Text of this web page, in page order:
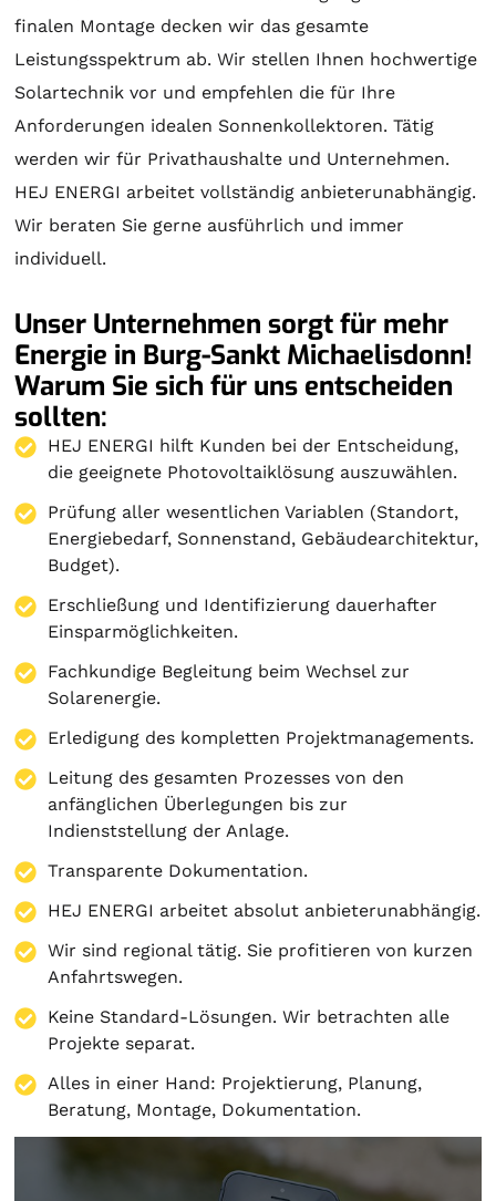
finalen Montage decken wir das gesamte
Leistungsspektrum ab. Wir stellen Ihnen hochwertige
Solartechnik vor und empfehlen die für Ihre
Anforderungen idealen Sonnenkollektoren. Tätig
werden wir für Privathaushalte und Unternehmen.
HEJ ENERGI arbeitet vollständig anbieterunabhängig.
Wir beraten Sie gerne ausführlich und immer
individuell.
Unser Unternehmen sorgt für mehr
Energie in Burg-Sankt Michaelisdonn!
Warum Sie sich für uns entscheiden
sollten:
HEJ ENERGI hilft Kunden bei der Entscheidung,
die geeignete Photovoltaiklösung auszuwählen.
Prüfung aller wesentlichen Variablen (Standort,
Energiebedarf, Sonnenstand, Gebäudearchitektur,
Budget).
Erschließung und Identifizierung dauerhafter
Einsparmöglichkeiten.
Fachkundige Begleitung beim Wechsel zur
Solarenergie.
Erledigung des kompletten Projektmanagements.
Leitung des gesamten Prozesses von den
anfänglichen Überlegungen bis zur
Indienststellung der Anlage.
Transparente Dokumentation.
HEJ ENERGI arbeitet absolut anbieterunabhängig.
Wir sind regional tätig. Sie profitieren von kurzen
Anfahrtswegen.
Keine Standard-Lösungen. Wir betrachten alle
Projekte separat.
Alles in einer Hand: Projektierung, Planung,
Beratung, Montage, Dokumentation.